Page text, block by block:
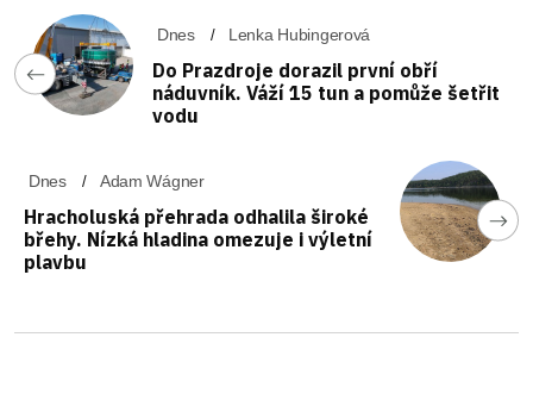
Dnes Lenka Hubingerová
Do Prazdroje dorazil první obří
náduvník. Váží 15 tun a pomůže šetřit
vodu
Dnes Adam Wágner
Hracholuská přehrada odhalila široké
břehy. Nízká hladina omezuje i výletní
plavbu